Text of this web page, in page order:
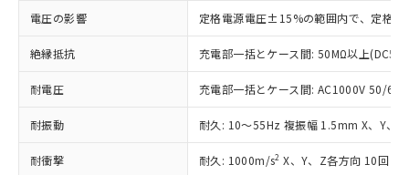
電圧の影響 定格電源電圧±15%の範囲内で、定格
絶縁抵抗 充電部一括とケース間: 50MΩ以上
耐電圧 充電部一括とケース間: AC1000V 50/
耐振動 耐久: 10～55Hz 複振幅 1.5mm X、Y、Z
耐衝撃 耐久: 1000m/s2 X、Y、Z各方向 10回
商品の当社在庫状況および標準価格
(税抜)を提供させていただくもので
本サービスの対象外となる商品もある
ことをご了承ください。
在庫状況および標準価格照会結果は、
記載している更新日時点での社内デー
タに基づき作成されるものであり、閲
商品です。
非該当品：ライセンス料など無形物で、有
害物質有無と関係のない商品です。
仕入先様の事情により、非含有部品として
いたものが、含有品と判明した場合などや
鉛(Pb) 1000ppm以下、 水銀(Hg) 1000ppm以下、 カド
「○」：最大均質材料含有率が中国RoHSの
基準値以下であることを示します。
「×」：最大均質材料含有率が中国RoHSの
基準値を超えていることを示します。
「－」：未確認です。当社販売部門へお問
*中国RoHS10物質の基準値 (GB/T26572)：
当社は、これら貴社製品のうち、外国
為替および外国貿易法に定める商品
または国外への提供する場合は、日本